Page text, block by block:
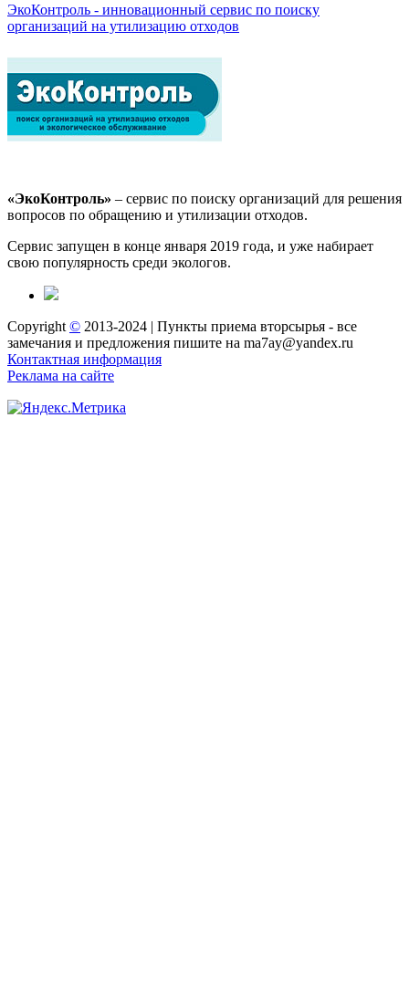
ЭкоКонтроль - инновационный сервис по поиску
организаций на утилизацию отходов
«ЭкоКонтроль» – сервис по поиску организаций для решения
вопросов по обращению и утилизации отходов.
Сервис запущен в конце января 2019 года, и уже набирает
свою популярность среди экологов.
Copyright © 2013-2024 | Пункты приема вторсырья - все
замечания и предложения пишите на ma7ay@yandex.ru
Контактная информация
Реклама на сайте